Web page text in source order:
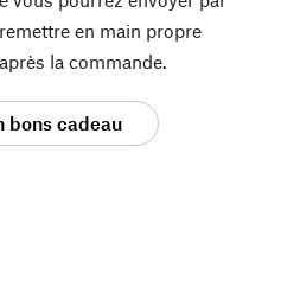
en main propre
la commande.
bons cadeau